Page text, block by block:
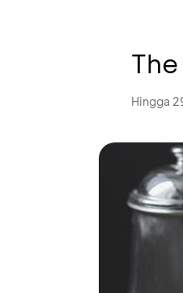
Hingga